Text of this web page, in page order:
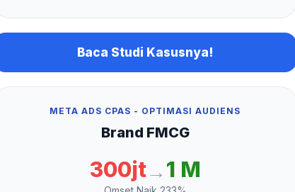
Baca Studi Kasusnya!
META ADS CPAS - OPTIMASI AUDIENS
Brand FMCG
300jt→ 1 M